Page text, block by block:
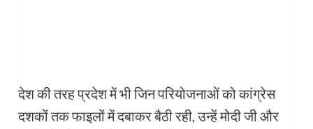
देश की तरह प्रदेश में भी जिन परियोजनाओं को कांग्रेस
दशकों तक फाइलों में दबाकर बैठी रही, उन्हें मोदी जी और